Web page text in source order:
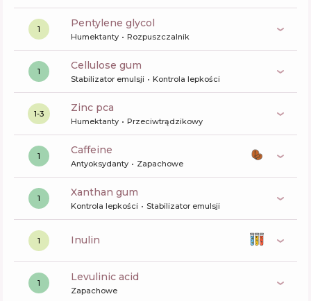
1 pentylene glycol
Humektanty Rozpuszczalnik
1 cellulose gum
Stabilizator emulsji Kontrola lepkości
1-3 zinc pca
Humektanty Przeciwtrądzikowy
1 caffeine
Antyoksydanty Zapachowe
1 xanthan gum
Kontrola lepkości Stabilizator emulsji
1 inulin
1 levulinic acid
Zapachowe